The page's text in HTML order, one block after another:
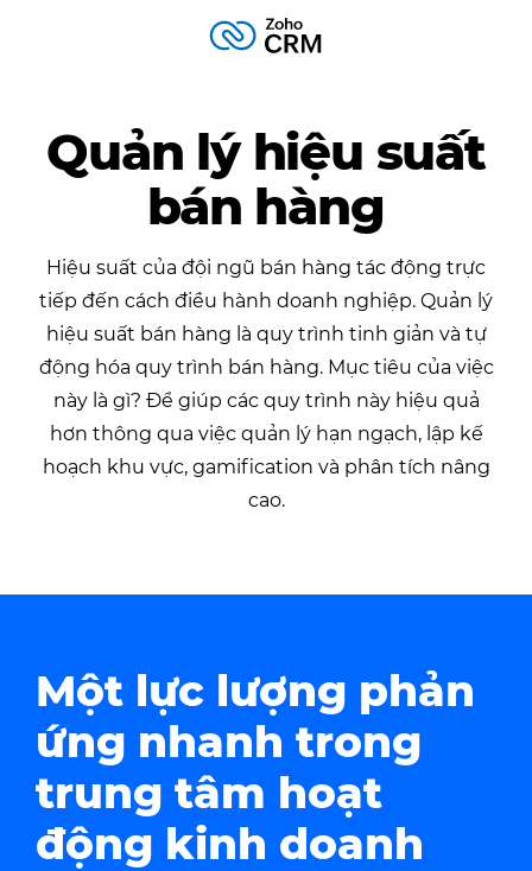
Quản lý hiệu suất
bán hàng
Hiệu suất của đội ngũ bán hàng tác động trực
tiếp đến cách điều hành doanh nghiệp. Quản lý
hiệu suất bán hàng là quy trình tinh giản và tự
động hóa quy trình bán hàng. Mục tiêu của việc
này là gì? Để giúp các quy trình này hiệu quả
hơn thông qua việc quản lý hạn ngạch, lập kế
hoạch khu vực, gamification và phân tích nâng
cao.
Một lực lượng phản
ứng nhanh trong
trung tâm hoạt
động kinh doanh